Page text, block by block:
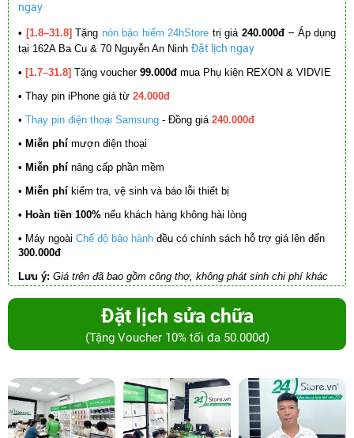
ngay
• [1.8–31.8] Tặng nón bảo hiểm 24hStore trị giá 240.000đ – Áp dụng
tại 162A Ba Cu & 70 Nguyễn An Ninh Đặt lịch ngay
• [1.7–31.8] Tặng voucher 99.000đ mua Phụ kiện REXON & VIDVIE
• Thay pin iPhone giá từ 24.000đ
• Thay pin điện thoại Samsung - Đồng giá 240.000đ
• Miễn phí mượn điện thoại
• Miễn phí nâng cấp phần mềm
• Miễn phí kiểm tra, vệ sinh và báo lỗi thiết bị
• Hoàn tiền 100% nếu khách hàng không hài lòng
• Máy ngoài Chế độ bảo hành đều có chính sách hỗ trợ giá lên đến
300.000đ
Lưu ý: Giá trên đã bao gồm công thợ, không phát sinh chi phí khác
Đặt lịch sửa chữa
(Tặng Voucher 10% tối đa 50.000đ)